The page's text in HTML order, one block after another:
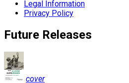
Legal Information
Privacy Policy
Future Releases
cover